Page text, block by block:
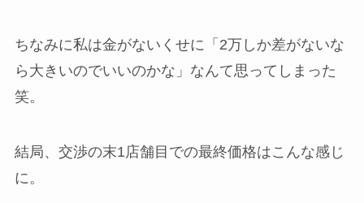
ちなみに私は金がないくせに「2万しか差がないな
ら大きいのでいいのかな」なんて思ってしまった
笑。
結局、交渉の末1店舗目での最終価格はこんな感じ
に。